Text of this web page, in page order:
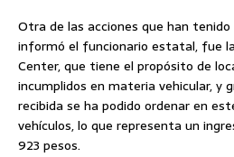
Otra de las acciones que han
informó el funcionario estatal, fue
Center, que tiene el propósito de
incumplidos en materia vehicular, y
recibida se ha podido ordenar en
vehículos, lo que representa un
923 pesos.